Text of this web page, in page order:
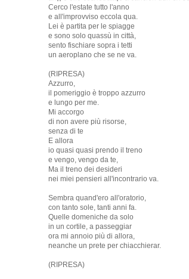
Cerco l'estate tutto l'anno
e all'improvviso eccola qua.
Lei è partita per le spiagge
e sono solo quassù in città,
sento fischiare sopra i tetti
un aeroplano che se ne va.
(RIPRESA)
Azzurro,
il pomeriggio è troppo azzurro
e lungo per me.
Mi accorgo
di non avere più risorse,
senza di te
E allora
io quasi quasi prendo il treno
e vengo, vengo da te,
Ma il treno dei desideri
nei miei pensieri all'incontrario va.
Sembra quand'ero all'oratorio,
con tanto sole, tanti anni fa.
Quelle domeniche da solo
in un cortile, a passeggiar
ora mi annoio più di allora,
neanche un prete per chiacchierar.
(RIPRESA)